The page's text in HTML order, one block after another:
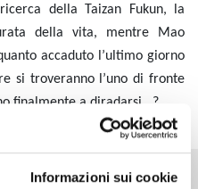
Informazioni sui cookie
della Taizan Fukun, la
della vita, mentre Mao
accaduto l’ultimo giorno
si troveranno l’uno di fronte
finalmente a diradarsi...?